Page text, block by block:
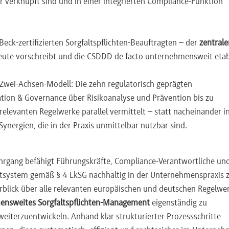
Managementplan Art. 49; Policy Art. 50; Drittprüfung Art. 52
KHG-Definition; OECD 5-Schritte-Leitfaden; Hütten/
ILO Nr. 29/105; 11 ILO-Indikatoren; staatlich
CSDDD
(Prozessschritte 6–8)
FLR (Marktrücknahme); Aktionspläne; temporäre Aussetzung vs.
anonym, vertraulich); CSDDD Art. 14 Grievance
Mechanismus
Kinderarbeit / BAFA-Auskunftsersuchen
CSRD/CBAM-Schnittstellen (Prozessschritte 9–10)
sind und in einer integrierten Compliance-Funktion
zertifizierten Sorgfaltspflichten-Beauftragten – der
vorschreibt und die CSDDD de facto unternehmensweit
Achsen-Modell: Die zehn regulatorisch geprägten
& Governance über Risikoanalyse und Prävention bis zu
Regelwerke parallel vermittelt – statt nacheinander in
die in der Praxis unmittelbar nutzbar sind.
befähigt Führungskräfte, Compliance-Verantwortliche
gemäß § 4 LkSG nachhaltig in der Unternehmenspraxis
über alle relevanten europäischen und deutschen
Sorgfaltspflichten-Management eigenständig zu
Anhand klar strukturierter Prozessschritte